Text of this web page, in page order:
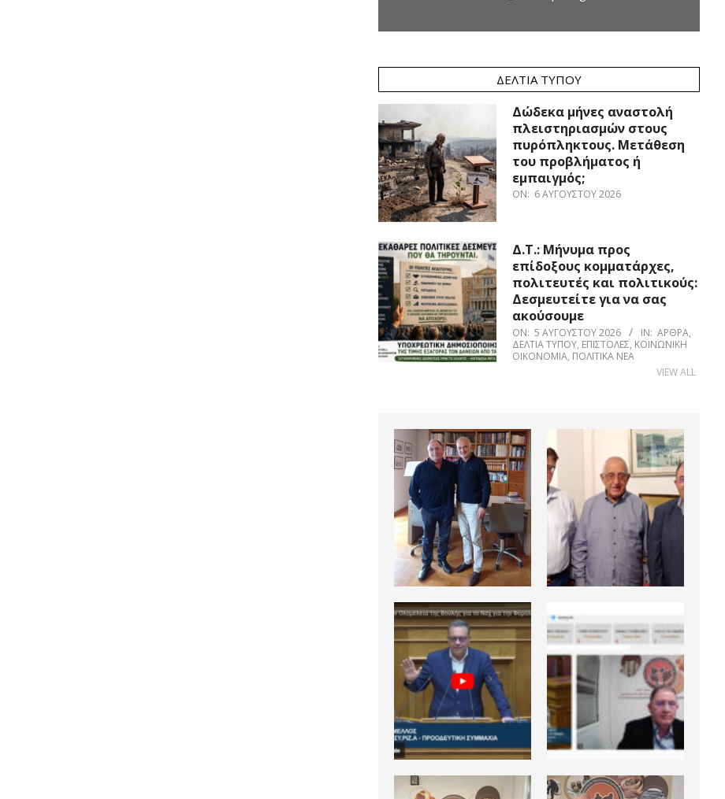
ΔΕΛΤΊΑ ΤΎΠΟΥ
Δώδεκα μήνες αναστολή
πλειστηριασμών στους
πυρόπληκτους. Μετάθεση
του προβλήματος ή
εμπαιγμός;
ON: 6 ΑΥΓΟΎΣΤΟΥ 2026
Δ.Τ.: Μήνυμα προς
επίδοξους κομματάρχες,
πολιτευτές και πολιτικούς:
Δεσμευτείτε για να σας
ακούσουμε
ON: 5 ΑΥΓΟΎΣΤΟΥ 2026 IN: ΆΡΘΡΑ,
ΔΕΛΤΊΑ ΤΎΠΟΥ, ΕΠΙΣΤΟΛΈΣ, ΚΟΙΝΩΝΙΚΉ
ΟΙΚΟΝΟΜΊΑ, ΠΟΛΙΤΙΚΆ ΝΈΑ
VIEW ALL